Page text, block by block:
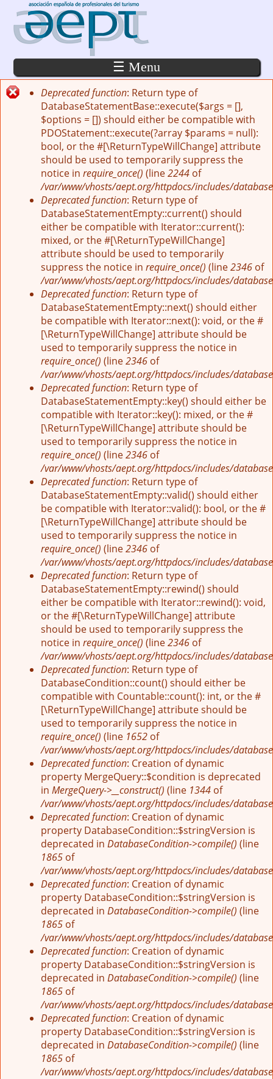
Pasar al contenido principal
☰ Menu
Mensaje de error
Deprecated function: Return type of
DatabaseStatementBase::execute($args = [],
$options = []) should either be compatible with
PDOStatement::execute(?array $params = null):
bool, or the #[\ReturnTypeWillChange] attribute
should be used to temporarily suppress the
notice in require_once() (line2244 of
/var/www/vhosts/aept.org/httpdocs/includes/
Deprecated function: Return type of
DatabaseStatementEmpty::current() should
either be compatible with Iterator::current():
mixed, or the #[\ReturnTypeWillChange]
attribute should be used to temporarily
suppress the notice in require_once() (line2346 of
/var/www/vhosts/aept.org/httpdocs/includes/
Deprecated function: Return type of
DatabaseStatementEmpty::next() should either
be compatible with Iterator::next(): void, or the #
[\ReturnTypeWillChange] attribute should be
used to temporarily suppress the notice in
require_once() (line2346 of
/var/www/vhosts/aept.org/httpdocs/includes/
Deprecated function: Return type of
DatabaseStatementEmpty::key() should either be
compatible with Iterator::key(): mixed, or the #
[\ReturnTypeWillChange] attribute should be
used to temporarily suppress the notice in
require_once() (line2346 of
/var/www/vhosts/aept.org/httpdocs/includes/
Deprecated function: Return type of
DatabaseStatementEmpty::valid() should either
be compatible with Iterator::valid(): bool, or the #
[\ReturnTypeWillChange] attribute should be
used to temporarily suppress the notice in
require_once() (line2346 of
/var/www/vhosts/aept.org/httpdocs/includes/
Deprecated function: Return type of
DatabaseStatementEmpty::rewind() should
either be compatible with Iterator::rewind(): void,
or the #[\ReturnTypeWillChange] attribute
should be used to temporarily suppress the
notice in require_once() (line2346 of
/var/www/vhosts/aept.org/httpdocs/includes/
Deprecated function: Return type of
DatabaseCondition::count() should either be
compatible with Countable::count(): int, or the #
[\ReturnTypeWillChange] attribute should be
used to temporarily suppress the notice in
require_once() (line 1652 of
/var/www/vhosts/aept.org/httpdocs/includes/
Deprecated function: Creation of dynamic
property MergeQuery::$condition is deprecated
in MergeQuery->__construct() (line 1344 of
/var/www/vhosts/aept.org/httpdocs/includes/
Deprecated function: Creation of dynamic
property DatabaseCondition::$stringVersion is
deprecated in DatabaseCondition->compile() (line
1865 of
/var/www/vhosts/aept.org/httpdocs/includes/
Deprecated function: Creation of dynamic
property DatabaseCondition::$stringVersion is
deprecated in DatabaseCondition->compile() (line
1865 of
/var/www/vhosts/aept.org/httpdocs/includes/
Deprecated function: Creation of dynamic
property DatabaseCondition::$stringVersion is
deprecated in DatabaseCondition->compile() (line
1865 of
/var/www/vhosts/aept.org/httpdocs/includes/
Deprecated function: Creation of dynamic
property DatabaseCondition::$stringVersion is
deprecated in DatabaseCondition->compile() (line
1865 of
/var/www/vhosts/aept.org/httpdocs/includes/